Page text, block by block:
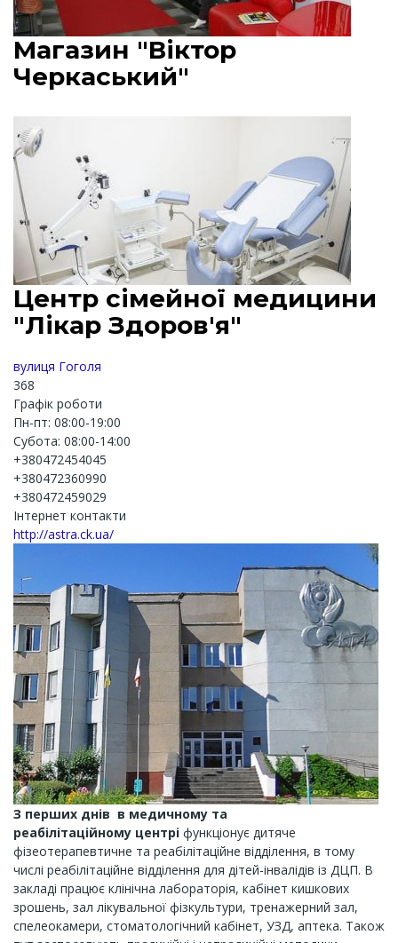
Магазин "Віктор
Черкаський"
Центр сімейної медицини
"Лікар Здоров'я"
вулиця Гоголя
368
Графік роботи
Пн-пт: 08:00-19:00
Субота: 08:00-14:00
+380472454045
+380472360990
+380472459029
Інтернет контакти
http://astra.ck.ua/
З перших днів в медичному та
реабілітаційному центрі функціонує дитяче
фізеотерапевтичне та реабілітаційне відділення, в тому
числі реабілітаційне відділення для дітей-інвалідів із ДЦП. В
закладі працює клінічна лабораторія, кабінет кишкових
зрошень, зал лікувальної фізкультури, тренажерний зал,
спелеокамери, стоматологічний кабінет, УЗД, аптека. Також